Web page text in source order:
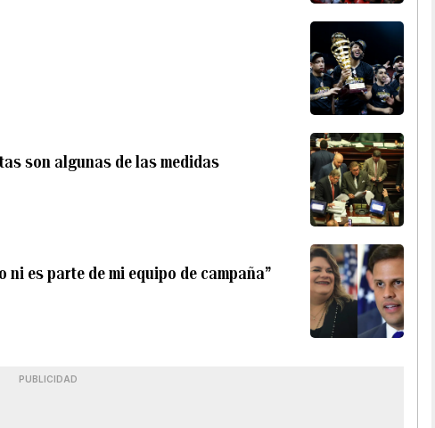
son algunas de las medidas
ni es parte de mi equipo de campaña”
PUBLICIDAD